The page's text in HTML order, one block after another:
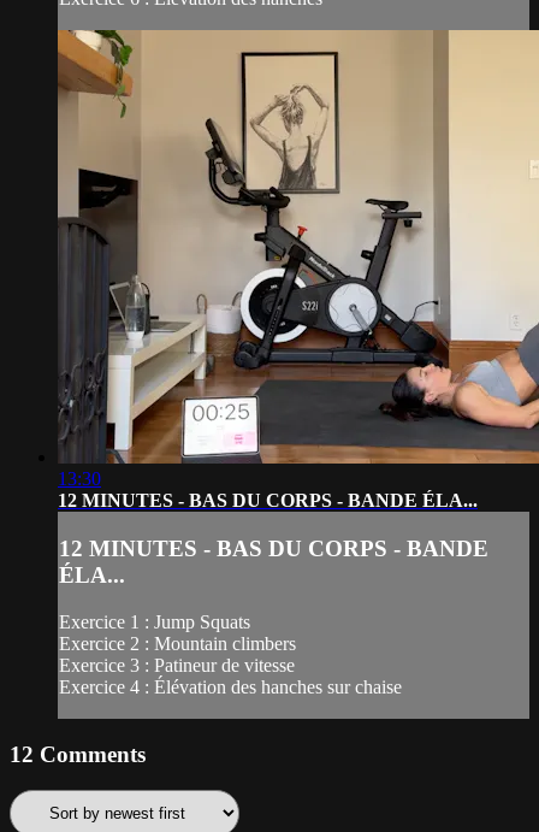
13:30
12 MINUTES - BAS DU CORPS - BANDE ÉLA...
12 MINUTES - BAS DU CORPS - BANDE
ÉLA...
Exercice 1 : Jump Squats
Exercice 2 : Mountain climbers
Exercice 3 : Patineur de vitesse
Exercice 4 : Élévation des hanches sur chaise
12 Comments